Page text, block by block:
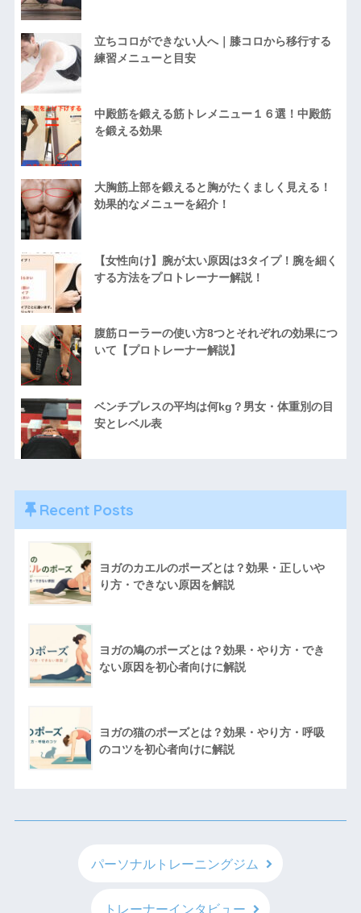
立ちコロができない人へ｜膝コロから移行する
練習メニューと目安
中殿筋を鍛える筋トレメニュー１６選！中殿筋
を鍛える効果
大胸筋上部を鍛えると胸がたくましく見える！
効果的なメニューを紹介！
【女性向け】腕が太い原因は3タイプ！腕を細く
する方法をプロトレーナー解説！
腹筋ローラーの使い方8つとそれぞれの効果につ
いて【プロトレーナー解説】
ベンチプレスの平均は何kg？男女・体重別の目
安とレベル表
Recent Posts
ヨガのカエルのポーズとは？効果・正しいや
り方・できない原因を解説
ヨガの鳩のポーズとは？効果・やり方・でき
ない原因を初心者向けに解説
ヨガの猫のポーズとは？効果・やり方・呼吸
のコツを初心者向けに解説
パーソナルトレーニングジム
トレーナーインタビュー